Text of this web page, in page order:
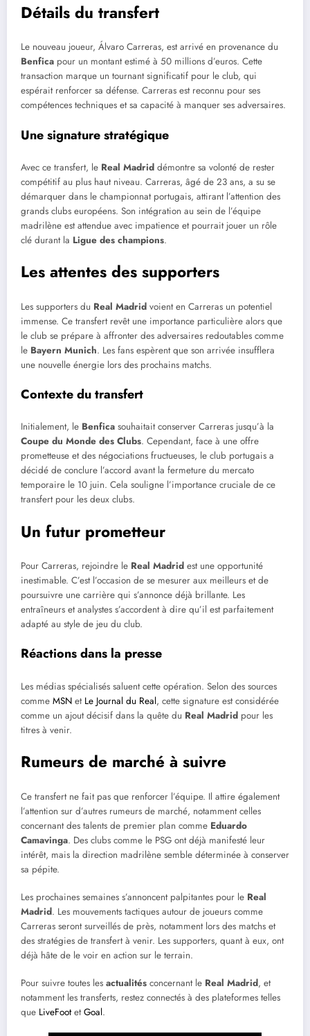
Détails du transfert
Le nouveau joueur, Álvaro Carreras, est arrivé en provenance du
Benfica pour un montant estimé à 50 millions d’euros. Cette
transaction marque un tournant significatif pour le club, qui
espérait renforcer sa défense. Carreras est reconnu pour ses
compétences techniques et sa capacité à manquer ses adversaires.
Une signature stratégique
Avec ce transfert, le Real Madrid démontre sa volonté de rester
compétitif au plus haut niveau. Carreras, âgé de 23 ans, a su se
démarquer dans le championnat portugais, attirant l’attention des
grands clubs européens. Son intégration au sein de l’équipe
madrilène est attendue avec impatience et pourrait jouer un rôle
clé durant la Ligue des champions.
Les attentes des supporters
Les supporters du Real Madrid voient en Carreras un potentiel
immense. Ce transfert revêt une importance particulière alors que
le club se prépare à affronter des adversaires redoutables comme
le Bayern Munich. Les fans espèrent que son arrivée insufflera
une nouvelle énergie lors des prochains matchs.
Contexte du transfert
Initialement, le Benfica souhaitait conserver Carreras jusqu’à la
Coupe du Monde des Clubs. Cependant, face à une offre
prometteuse et des négociations fructueuses, le club portugais a
décidé de conclure l’accord avant la fermeture du mercato
temporaire le 10 juin. Cela souligne l’importance cruciale de ce
transfert pour les deux clubs.
Un futur prometteur
Pour Carreras, rejoindre le Real Madrid est une opportunité
inestimable. C’est l’occasion de se mesurer aux meilleurs et de
poursuivre une carrière qui s’annonce déjà brillante. Les
entraîneurs et analystes s’accordent à dire qu’il est parfaitement
adapté au style de jeu du club.
Réactions dans la presse
Les médias spécialisés saluent cette opération. Selon des sources
comme MSN et Le Journal du Real, cette signature est considérée
comme un ajout décisif dans la quête du Real Madrid pour les
titres à venir.
Rumeurs de marché à suivre
Ce transfert ne fait pas que renforcer l’équipe. Il attire également
l’attention sur d’autres rumeurs de marché, notamment celles
concernant des talents de premier plan comme Eduardo
Camavinga. Des clubs comme le PSG ont déjà manifesté leur
intérêt, mais la direction madrilène semble déterminée à conserver
sa pépite.
Les prochaines semaines s’annoncent palpitantes pour le Real
Madrid. Les mouvements tactiques autour de joueurs comme
Carreras seront surveillés de près, notamment lors des matchs et
des stratégies de transfert à venir. Les supporters, quant à eux, ont
déjà hâte de le voir en action sur le terrain.
Pour suivre toutes les actualités concernant le Real Madrid, et
notamment les transferts, restez connectés à des plateformes telles
que LiveFootetGoal.